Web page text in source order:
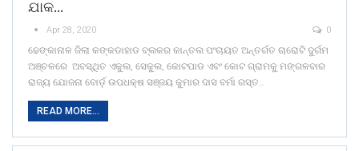
ଯାକ…
Apr 28, 2020 0
ଢେଙ୍କାନାଳ ଜିଲା କଙ୍କଡାହାଡ ବ୍ଲକର କାନ୍ତଲ ପଂଚାୟତ ଅନ୍ତର୍ଗତ ଚାରୋଟି ଦୁର୍ଗମ
ଅଞ୍ଚଳରେ ଅବସ୍ଥିତ ଏକୁଲ, ସେକୁଲ, କୋଟପାଡ ଏବଂ କୋଟ ଗ୍ରାମକୁ ମଙ୍ଗଳବାର
ରାଜ୍ୟ ଯୋଜନା ବୋର୍ଡ଼ ଉପଧକ୍ଷ ସଞ୍ଜୟ କୁମାର ଦାସ ବର୍ମା ଗସ୍ତ…
READ MORE...